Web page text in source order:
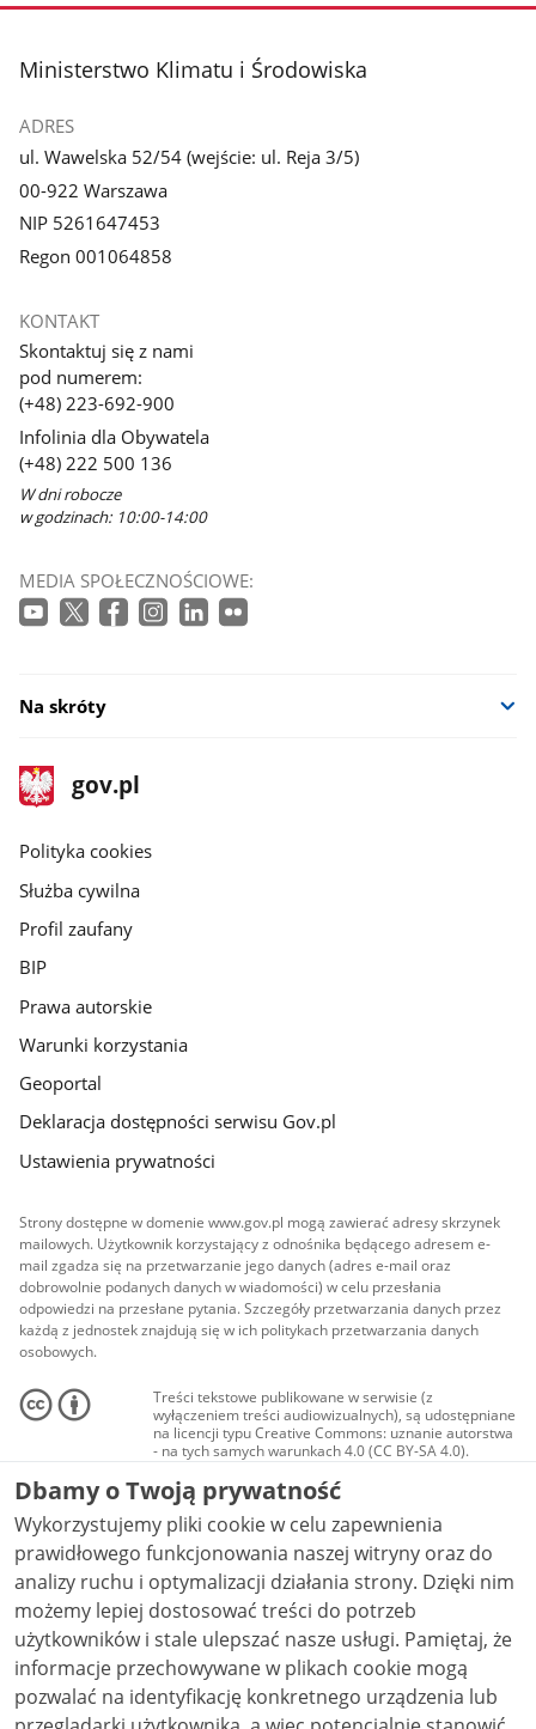
stopka
Ministerstwo Klimatu i Środowiska
ADRES
ul. Wawelska 52/54 (wejście: ul. Reja 3/5)
00-922 Warszawa
NIP 5261647453
Regon 001064858
KONTAKT
Skontaktuj się z nami
pod numerem:
(+48) 223-692-900
Infolinia dla Obywatela
(+48) 222 500 136
W dni robocze
w godzinach: 10:00-14:00
MEDIA SPOŁECZNOŚCIOWE:
Na skróty
stopka
gov.pl
Strona
gov.pl
gov.pl
Polityka cookies
Służba cywilna
Profil zaufany
BIP
Prawa autorskie
Warunki korzystania
Geoportal
Deklaracja dostępności serwisu Gov.pl
Ustawienia prywatności
Strony dostępne w domenie www.gov.pl mogą zawierać adresy skrzynek
mailowych. Użytkownik korzystający z odnośnika będącego adresem e-
mail zgadza się na przetwarzanie jego danych (adres e-mail oraz
dobrowolnie podanych danych w wiadomości) w celu przesłania
odpowiedzi na przesłane pytania. Szczegóły przetwarzania danych przez
każdą z jednostek znajdują się w ich politykach przetwarzania danych
osobowych.
Treści tekstowe publikowane w serwisie (z
wyłączeniem treści audiowizualnych), są udostępniane
na licencji typu Creative Commons: uznanie autorstwa
- na tych samych warunkach 4.0 (CC BY-SA 4.0).
Materiały audiowizualne, w tym zdjęcia, materiały
audio i wideo, są udostępniane na licencji typu
Creative Commons: uznanie autorstwa użycie
niekomercyjne - bez utworów zależnych 4.0 (CC BY-
NC-ND 4.0), o ile nie jest to stwierdzone inaczej.
Dbamy o Twoją prywatność
Wykorzystujemy pliki cookie w celu zapewnienia
prawidłowego funkcjonowania naszej witryny oraz do
analizy ruchu i optymalizacji działania strony. Dzięki nim
możemy lepiej dostosować treści do potrzeb
użytkowników i stale ulepszać nasze usługi. Pamiętaj, że
informacje przechowywane w plikach cookie mogą
pozwalać na identyfikację konkretnego urządzenia lub